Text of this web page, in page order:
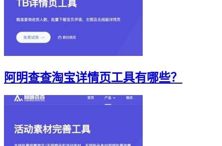
阿明查查淘宝详情页工具有哪些？